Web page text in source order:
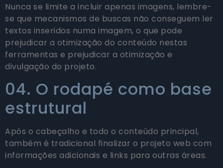
Nunca se limite a incluir apenas imagens, lembre-
se que mecanismos de buscas não conseguem ler
textos inseridos numa imagem, o que pode
prejudicar a otimização do conteúdo nestas
ferramentas e prejudicar a otimização e
divulgação do projeto.
04. O rodapé como base
estrutural
Após o cabeçalho e todo o conteúdo principal,
também é tradicional finalizar o projeto web com
informações adicionais e links para outras áreas.